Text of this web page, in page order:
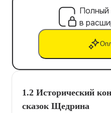
Полный
в
1.2 Исторический
сказок Щедрина